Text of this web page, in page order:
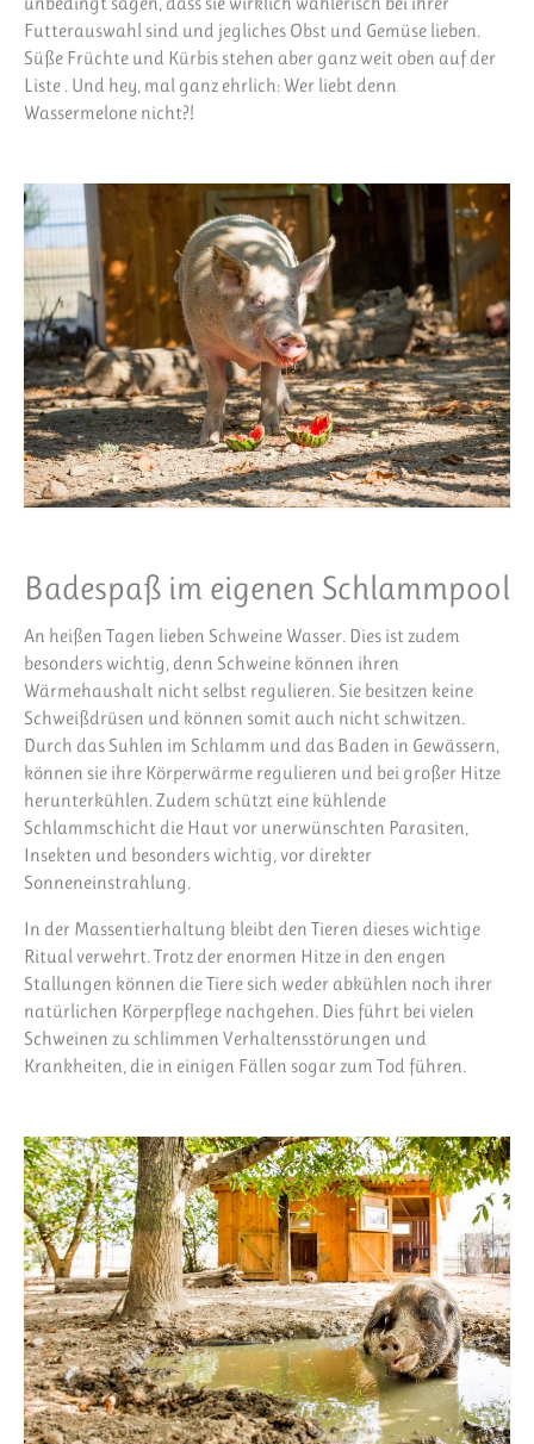
Futterauswahl sind und jegliches Obst und Gemüse lieben.
Süße Früchte und Kürbis stehen aber ganz weit oben auf der
Liste . Und hey, mal ganz ehrlich: Wer liebt denn
Wassermelone nicht?!
Badespaß im eigenen Schlammpool
An heißen Tagen lieben Schweine Wasser. Dies ist zudem
besonders wichtig, denn Schweine können ihren
Wärmehaushalt nicht selbst regulieren. Sie besitzen keine
Schweißdrüsen und können somit auch nicht schwitzen.
Durch das Suhlen im Schlamm und das Baden in Gewässern,
können sie ihre Körperwärme regulieren und bei großer Hitze
herunterkühlen. Zudem schützt eine kühlende
Schlammschicht die Haut vor unerwünschten Parasiten,
Insekten und besonders wichtig, vor direkter
Sonneneinstrahlung.
In der Massentierhaltung bleibt den Tieren dieses wichtige
Ritual verwehrt. Trotz der enormen Hitze in den engen
Stallungen können die Tiere sich weder abkühlen noch ihrer
natürlichen Körperpflege nachgehen. Dies führt bei vielen
Schweinen zu schlimmen Verhaltensstörungen und
Krankheiten, die in einigen Fällen sogar zum Tod führen.